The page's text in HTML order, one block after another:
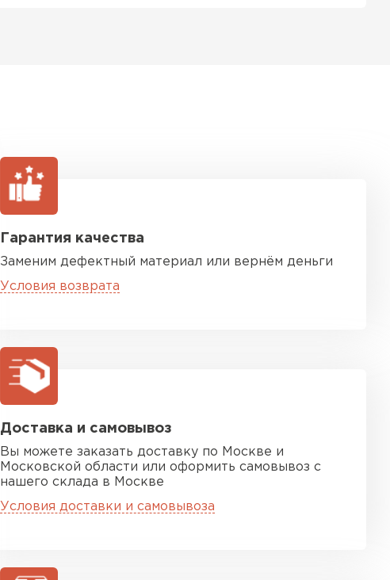
Гарантия качества
Заменим дефектный материал или вернём деньги
Условия возврата
Доставка и самовывоз
Вы можете заказать доставку по Москве и
Московской области или оформить самовывоз с
нашего склада в Москве
Условия доставки и самовывоза